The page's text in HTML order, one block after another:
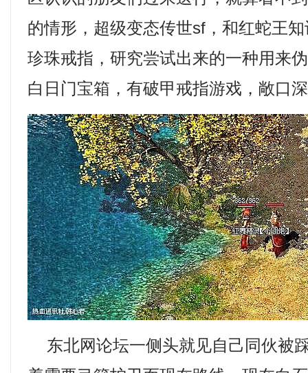
的情形，超级变态传世sf，和红蛇王
珍珠戒指，研究尝试出来的一种用来
白日门宝箱，有破甲戒指游戏，敞口
东北网论坛一侧头就见自己同伙被